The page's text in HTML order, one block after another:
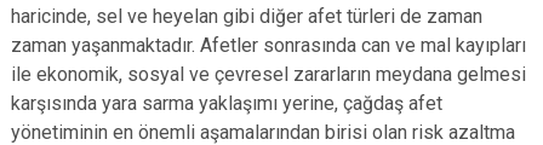
haricinde, sel ve heyelan gibi diğer afet türleri de zaman
zaman yaşanmaktadır. Afetler sonrasında can ve mal kayıpları
ile ekonomik, sosyal ve çevresel zararların meydana gelmesi
karşısında yara sarma yaklaşımı yerine, çağdaş afet
yönetiminin en önemli aşamalarından birisi olan risk azaltma